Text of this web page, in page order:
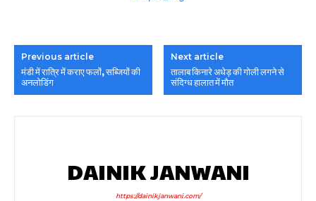
Previous article
मंडी में रात्रि में कराए फलों, सब्जियों की
अनलोडिंग
Next article
तालाब किनारे अधेड़ की गोली लगने से
संदिग्ध हालात में मौत
DAINIK JANWANI
https://dainikjanwani.com/